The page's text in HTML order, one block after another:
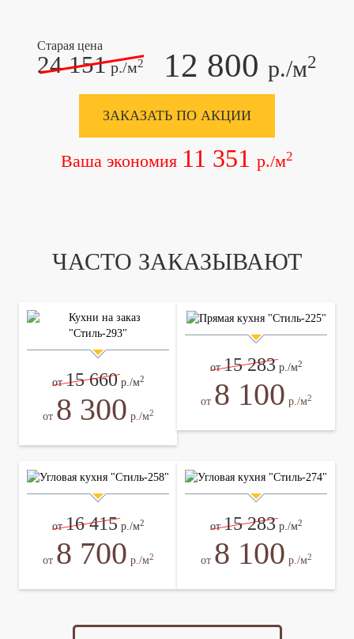
Старая цена
24 151р./м2 12 800 р./м2
ЗАКАЗАТЬ ПО АКЦИИ
Ваша экономия 11 351 р./м2
ЧАСТО ЗАКАЗЫВАЮТ
от15 660 р./м2
от 8 300 р./м2
от15 283 р./м2
от 8 100 р./м2
от16 415 р./м2
от 8 700 р./м2
от15 283 р./м2
от 8 100 р./м2